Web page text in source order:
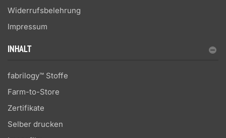
Widerrufsbelehrung
Impressum
INHALT
fabrilogy™ Stoffe
Farm-to-Store
Zertifikate
Selber drucken